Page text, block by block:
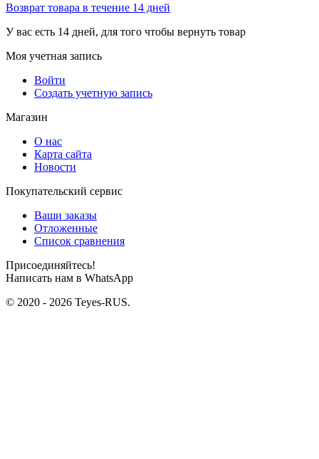
Возврат товара в течение 14 дней
У вас есть 14 дней, для того чтобы вернуть товар
Моя учетная запись
Войти
Создать учетную запись
Магазин
О нас
Карта сайта
Новости
Покупательский сервис
Ваши заказы
Отложенные
Список сравнения
Присоединяйтесь!
Написать нам в WhatsApp
© 2020 - 2026 Teyes-RUS.